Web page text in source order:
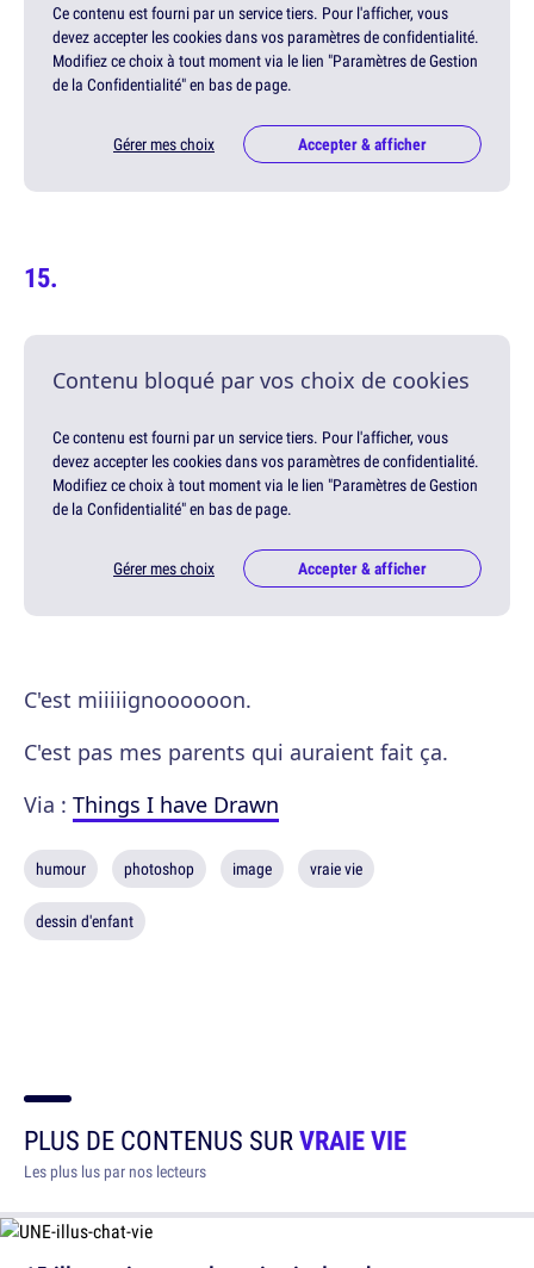
Ce contenu est fourni par un service tiers. Pour l'afficher, vous
devez accepter les cookies dans vos paramètres de confidentialité.
Modifiez ce choix à tout moment via le lien "Paramètres de Gestion
de la Confidentialité" en bas de page.
Gérer mes choix Accepter & afficher
Contenu bloqué par vos choix de cookies
Ce contenu est fourni par un service tiers. Pour l'afficher, vous
devez accepter les cookies dans vos paramètres de confidentialité.
Modifiez ce choix à tout moment via le lien "Paramètres de Gestion
de la Confidentialité" en bas de page.
Gérer mes choix Accepter & afficher
C'est miiiiignoooooon.
C'est pas mes parents qui auraient fait ça.
Via : Things I have Drawn
humour photoshop image vraie vie
dessin d'enfant
PLUS DE CONTENUS SURVRAIE VIE
Les plus lus par nos lecteurs